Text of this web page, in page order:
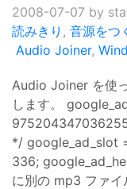
2008-07-07 by
読みきり , 音源をつ
Audio Joiner,
Audio Joiner を使
します。
*/ google_ad_slot
336;
に別の mp3 ファイ